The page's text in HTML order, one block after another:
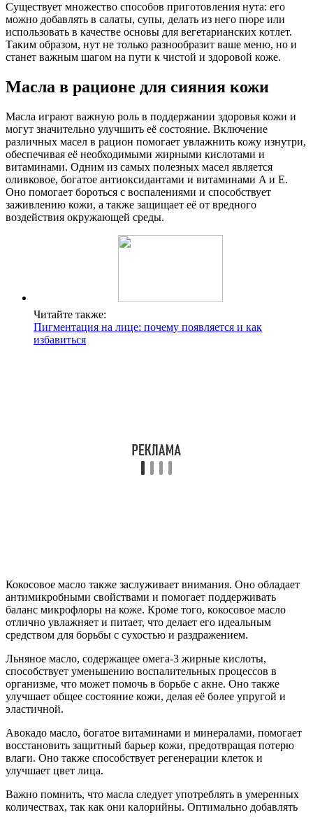
Существует множество способов приготовления нута: его
можно добавлять в салаты, супы, делать из него пюре или
использовать в качестве основы для вегетарианских котлет.
Таким образом, нут не только разнообразит ваше меню, но и
станет важным шагом на пути к чистой и здоровой коже.
Масла в рационе для сияния кожи
Масла играют важную роль в поддержании здоровья кожи и
могут значительно улучшить её состояние. Включение
различных масел в рацион помогает увлажнить кожу изнутри,
обеспечивая её необходимыми жирными кислотами и
витаминами. Одним из самых полезных масел является
оливковое, богатое антиоксидантами и витаминами A и E.
Оно помогает бороться с воспалениями и способствует
заживлению кожи, а также защищает её от вредного
воздействия окружающей среды.
Читайте также:
Пигментация на лице: почему появляется и как
избавиться
Кокосовое масло также заслуживает внимания. Оно обладает
антимикробными свойствами и помогает поддерживать
баланс микрофлоры на коже. Кроме того, кокосовое масло
отлично увлажняет и питает, что делает его идеальным
средством для борьбы с сухостью и раздражением.
Льняное масло, содержащее омега-3 жирные кислоты,
способствует уменьшению воспалительных процессов в
организме, что может помочь в борьбе с акне. Оно также
улучшает общее состояние кожи, делая её более упругой и
эластичной.
Авокадо масло, богатое витаминами и минералами, помогает
восстановить защитный барьер кожи, предотвращая потерю
влаги. Оно также способствует регенерации клеток и
улучшает цвет лица.
Важно помнить, что масла следует употреблять в умеренных
количествах, так как они калорийны. Оптимально добавлять